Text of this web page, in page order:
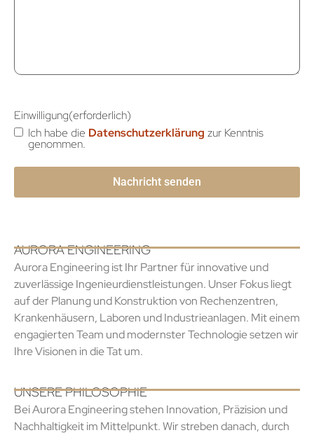
Einwilligung(erforderlich)
Ich habe die Datenschutzerklärung zur Kenntnis
genommen.
AURORA ENGINEERING
Aurora Engineering ist Ihr Partner für innovative und
zuverlässige Ingenieurdienstleistungen. Unser Fokus liegt
auf der Planung und Konstruktion von Rechenzentren,
Krankenhäusern, Laboren und Industrieanlagen. Mit einem
engagierten Team und modernster Technologie setzen wir
Ihre Visionen in die Tat um.
UNSERE PHILOSOPHIE
Bei Aurora Engineering stehen Innovation, Präzision und
Nachhaltigkeit im Mittelpunkt. Wir streben danach, durch